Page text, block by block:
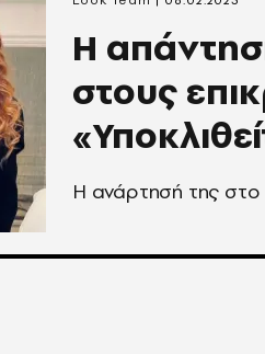
Η
στους
Η ανάρτησή της